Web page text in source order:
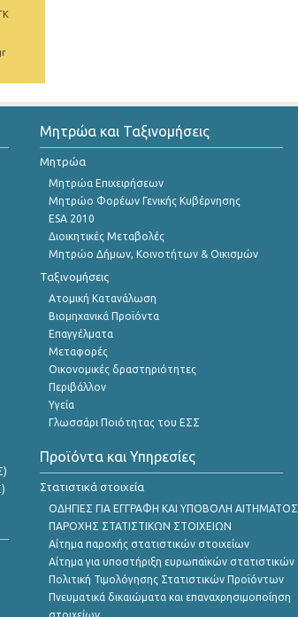
Μητρώα και Ταξινομήσεις
Μητρώα
Μητρώα Επιχειρήσεων
Μητρώο Φορέων Γενικής Κυβέρνησης
ESA 2010
Διοικητικές Μεταβολές
Μητρώο Δήμων, Κοινοτήτων & Οικισμών
Ταξινομήσεις
Ατομική Κατανάλωση
Βιομηχανικά Προϊόντα
Επαγγέλματα
Μεταφορές
Οικονομικές δραστηριότητες
Περιβάλλον
Υγεία
Γλωσσάρι Ποιότητας του ΕΣΣ
Προϊόντα και Υπηρεσίες
Στατιστικά στοιχεία
ΟΔΗΓΙΕΣ ΓΙΑ ΕΓΓΡΑΦΗ ΚΑΙ ΥΠΟΒΟΛΗ ΑΙΤΗΜΑΤΟΣ
ΠΑΡΟΧΗΣ ΣΤΑΤΙΣΤΙΚΩΝ ΣΤΟΙΧΕΙΩΝ
Αίτημα παροχής στατιστικών στοιχείων
Αίτημα για υποστήριξη ευρωπαϊκών στατιστικών
Πολιτική Τιμολόγησης Στατιστικών Προϊόντων
Πνευματικά δικαιώματα και επαναχρησιμοποίηση